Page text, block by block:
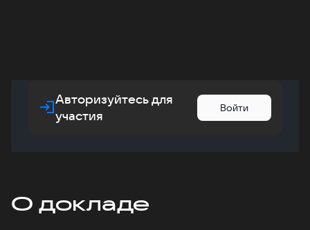
Авторизуйтесь для
участия
Войти
О докладе